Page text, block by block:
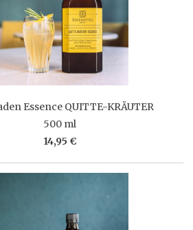
Essence QUITTE-KRÄUTER
500 ml
14,95 €